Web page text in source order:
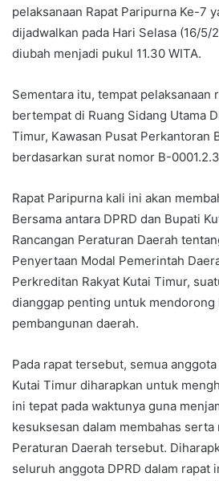
pelaksanaan Rapat Paripurna Ke-7
dijadwalkan pada Hari Selasa (16/5/
diubah menjadi pukul 11.30 WITA.
Sementara itu, tempat pelaksanaan
bertempat di Ruang Sidang Utama
Timur, Kawasan Pusat Perkantoran
berdasarkan surat nomor B-
Rapat Paripurna kali ini akan
Bersama antara DPRD dan Bupati
Rancangan Peraturan Daerah
Penyertaan Modal Pemerintah
Perkreditan Rakyat Kutai Timur,
dianggap penting untuk mendorong
pembangunan daerah.
Pada rapat tersebut, semua
Kutai Timur diharapkan untuk
ini tepat pada waktunya guna
kesuksesan dalam membahas
Peraturan Daerah tersebut.
seluruh anggota DPRD dalam rapat